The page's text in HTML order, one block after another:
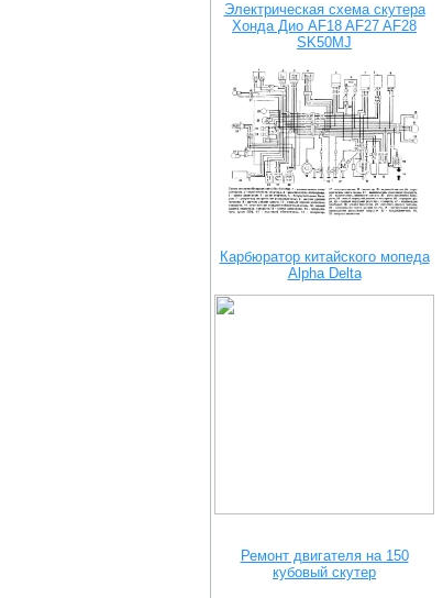
Электрическая схема скутера
Хонда Дио AF18 AF27 AF28
SK50MJ
Карбюратор китайского мопеда
Alpha Delta
Ремонт двигателя на 150
кубовый скутер